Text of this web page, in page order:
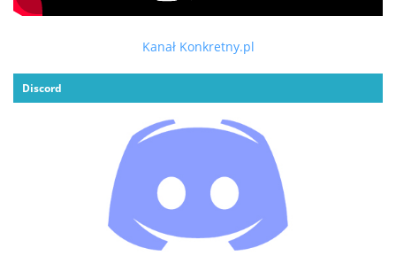
Kanał Konkretny.pl
Discord